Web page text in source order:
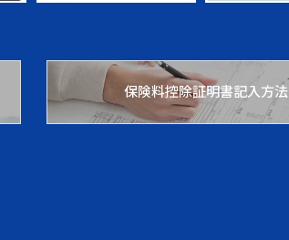
保険料控除証明書記入方法